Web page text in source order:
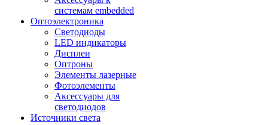
системам embedded
Oптоэлектроника
Светодиоды
LED индикаторы
Дисплеи
Оптроны
Элементы лазерные
Фотоэлементы
Аксессуары для
светодиодов
Источники света